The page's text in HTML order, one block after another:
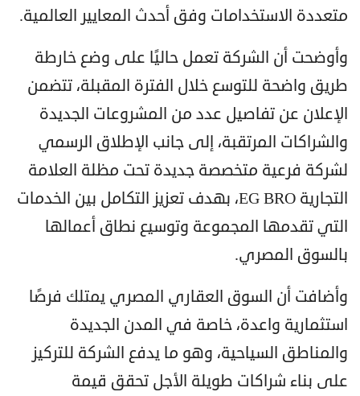
متعددة الاستخدامات وفق أحدث المعايير العالمية.
وأوضحت أن الشركة تعمل حاليًا على وضع خارطة
طريق واضحة للتوسع خلال الفترة المقبلة، تتضمن
الإعلان عن تفاصيل عدد من المشروعات الجديدة
والشراكات المرتقبة، إلى جانب الإطلاق الرسمي
لشركة فرعية متخصصة جديدة تحت مظلة العلامة
التجارية EG BRO، بهدف تعزيز التكامل بين الخدمات
التي تقدمها المجموعة وتوسيع نطاق أعمالها
بالسوق المصري.
وأضافت أن السوق العقاري المصري يمتلك فرصًا
استثمارية واعدة، خاصة في المدن الجديدة
والمناطق السياحية، وهو ما يدفع الشركة للتركيز
على بناء شراكات طويلة الأجل تحقق قيمة